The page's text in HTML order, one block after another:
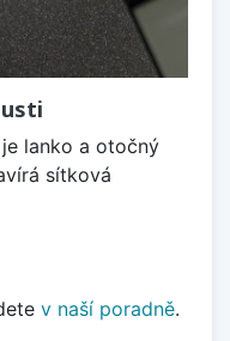
lanko a otočný
sítková
v naší poradně.